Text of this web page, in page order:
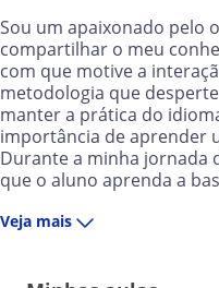
Sou um apaixonado pelo
compartilhar o meu
com que motive a
metodologia que
manter a prática do
importância de aprender
Durante a minha jornada
que o aluno aprenda a
Veja mais